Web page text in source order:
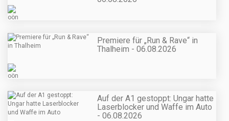
Premiere für „Run & Rave“ in
Thalheim - 06.08.2026
Auf der A1 gestoppt: Ungar hatte
Laserblocker und Waffe im Auto
- 06.08.2026